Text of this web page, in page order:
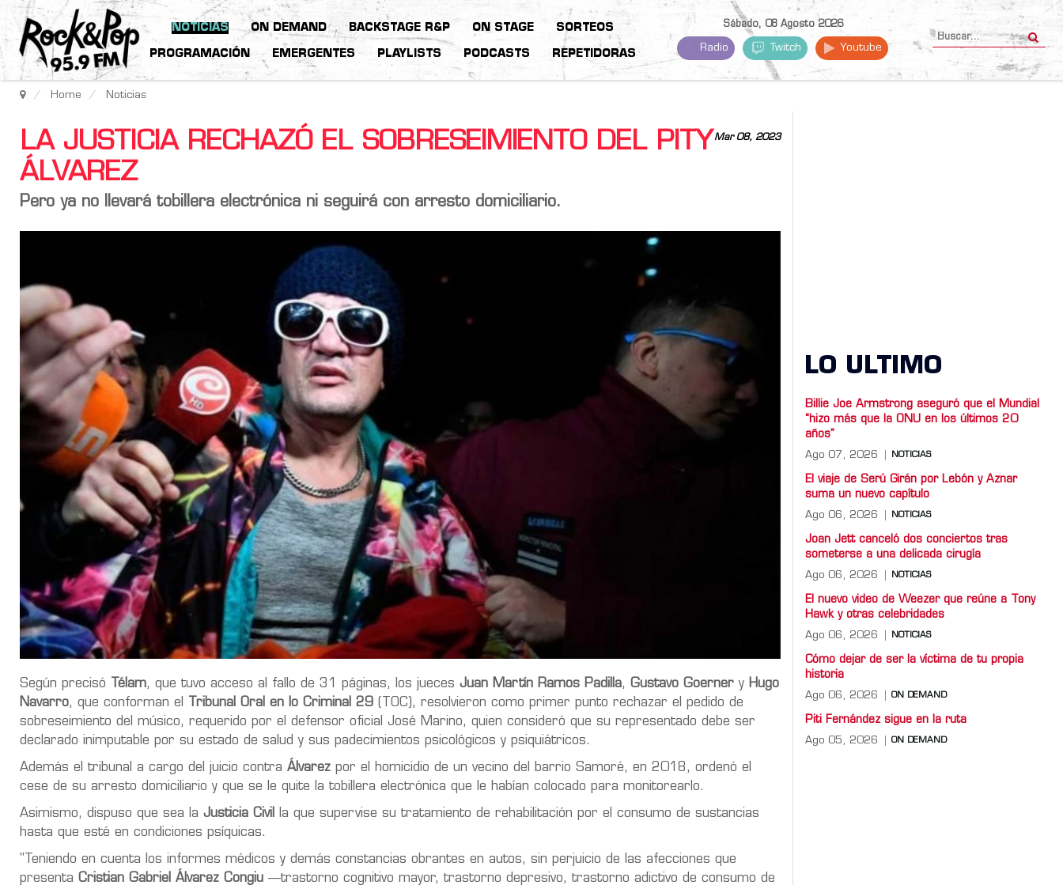
NOTICIAS ON DEMAND BACKSTAGE R&P ON STAGE SORTEOS
PROGRAMACIÓN EMERGENTES PLAYLISTS PODCASTS REPETIDORAS
Sábado, 08 Agosto 2026
Radio Twitch Youtube
Home Noticias
Mar 08, 2023
LA JUSTICIA RECHAZÓ EL SOBRESEIMIENTO DEL PITY
ÁLVAREZ
Pero ya no llevará tobillera electrónica ni seguirá con arresto domiciliario.
Según precisó Télam, que tuvo acceso al fallo de 31 páginas, los jueces Juan Martín Ramos Padilla, Gustavo Goerner y Hugo
Navarro, que conforman el Tribunal Oral en lo Criminal 29 (TOC), resolvieron como primer punto rechazar el pedido de
sobreseimiento del músico, requerido por el defensor oficial José Marino, quien consideró que su representado debe ser
declarado inimputable por su estado de salud y sus padecimientos psicológicos y psiquiátricos.
Además el tribunal a cargo del juicio contra Álvarez por el homicidio de un vecino del barrio Samoré, en 2018, ordenó el
cese de su arresto domiciliario y que se le quite la tobillera electrónica que le habían colocado para monitorearlo.
Asimismo, dispuso que sea la Justicia Civil
la que supervise su tratamiento de rehabilitación por el consumo de sustancias
hasta que esté en condiciones psíquicas.
"Teniendo en cuenta los informes médicos y demás constancias obrantes en autos, sin perjuicio de las afecciones que
presenta Cristian Gabriel Álvarez Congiu —trastorno cognitivo mayor, trastorno depresivo, trastorno adictivo de consumo de
LO ULTIMO
Billie Joe Armstrong aseguró que el Mundial
“hizo más que la ONU en los últimos 20
años”
Ago 07, 2026 NOTICIAS
El viaje de Serú Girán por Lebón y Aznar
suma un nuevo capítulo
Ago 06, 2026 NOTICIAS
Joan Jett canceló dos conciertos tras
someterse a una delicada cirugía
Ago 06, 2026 NOTICIAS
El nuevo video de Weezer que reúne a Tony
Hawk y otras celebridades
Ago 06, 2026 NOTICIAS
Cómo dejar de ser la víctima de tu propia
historia
Ago 06, 2026 ON DEMAND
Piti Fernández sigue en la ruta
Ago 05, 2026 ON DEMAND